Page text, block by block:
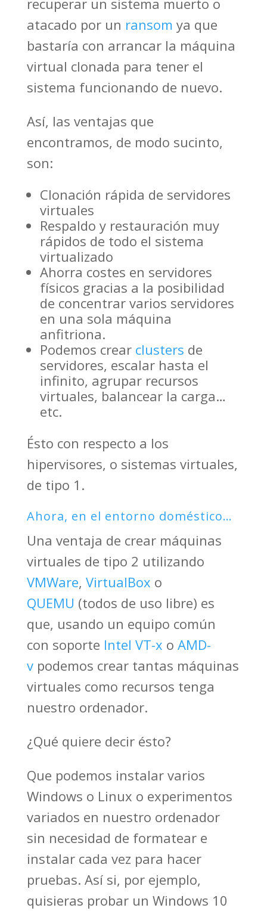
atacado por un ransom ya que
bastaría con arrancar la máquina
virtual clonada para tener el
sistema funcionando de nuevo.
Así, las ventajas que
encontramos, de modo sucinto,
son:
Clonación rápida de servidores
virtuales
Respaldo y restauración muy
rápidos de todo el sistema
virtualizado
Ahorra costes en servidores
físicos gracias a la posibilidad
de concentrar varios servidores
en una sola máquina
anfitriona.
Podemos crear clusters de
servidores, escalar hasta el
infinito, agrupar recursos
virtuales, balancear la carga…
etc.
Ésto con respecto a los
hipervisores, o sistemas virtuales,
de tipo 1.
Ahora, en el entorno doméstico…
Una ventaja de crear máquinas
virtuales de tipo 2 utilizando
VMWare, VirtualBox o
QUEMU (todos de uso libre) es
que, usando un equipo común
con soporte Intel VT-x o AMD-
vpodemos crear tantas máquinas
virtuales como recursos tenga
nuestro ordenador.
¿Qué quiere decir ésto?
Que podemos instalar varios
Windows o Linux o experimentos
variados en nuestro ordenador
sin necesidad de formatear e
instalar cada vez para hacer
pruebas. Así si, por ejemplo,
quisieras probar un Windows 10